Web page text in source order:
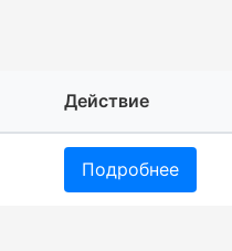
Действие
Подробнее